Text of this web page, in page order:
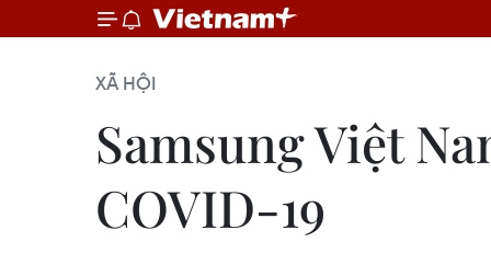
XÃ HỘI
Samsung Việt
COVID-19